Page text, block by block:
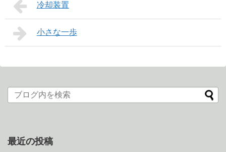
冷却装置
小さな一歩
最近の投稿